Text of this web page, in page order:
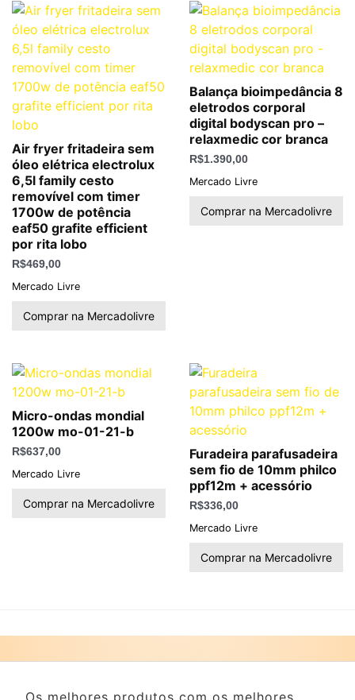
Air fryer fritadeira sem
óleo elétrica electrolux
6,5l family cesto
removível com timer
1700w de potência
eaf50 grafite efficient
por rita lobo
R$469,00
Mercado Livre
Comprar na Mercadolivre
Balança bioimpedância 8
eletrodos corporal
digital bodyscan pro –
relaxmedic cor branca
R$1.390,00
Mercado Livre
Comprar na Mercadolivre
Micro-ondas mondial
1200w mo-01-21-b
R$637,00
Mercado Livre
Comprar na Mercadolivre
Furadeira parafusadeira
sem fio de 10mm philco
ppf12m + acessório
R$336,00
Mercado Livre
Comprar na Mercadolivre
Os melhores produtos com os melhores